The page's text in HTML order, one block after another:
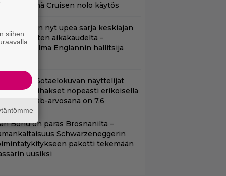
– Syynä Cruisen nolo käytös
on nyt upea sarja keskiajan
aikakaudelta –
julma Englannin hallitsija
tv:ssä: Sotaelokuvan näyttelijät
lihakset nopeasti erikoisella
– IMDb-arvosana on 7,6
Bond on paras Brosnanilta –
Schwarzeneggerin
pakotti tekemään
uusiksi
siihen